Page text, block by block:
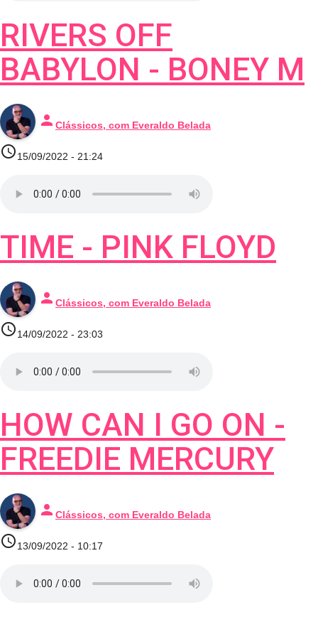
RIVERS OFF
BABYLON - BONEY M
person Clássicos, com Everaldo Belada
access_time15/09/2022 - 21:24
TIME - PINK FLOYD
person Clássicos, com Everaldo Belada
access_time14/09/2022 - 23:03
HOW CAN I GO ON -
FREEDIE MERCURY
person Clássicos, com Everaldo Belada
access_time13/09/2022 - 10:17